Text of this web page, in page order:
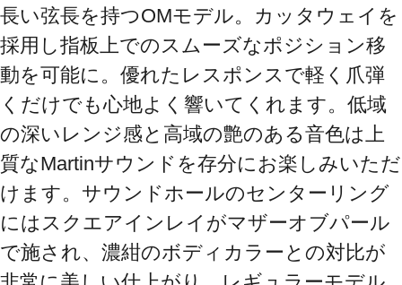
長い弦長を持つOMモデル。カッタウェイを
採用し指板上でのスムーズなポジション移
動を可能に。優れたレスポンスで軽く爪弾
くだけでも心地よく響いてくれます。低域
の深いレンジ感と高域の艶のある音色は上
質なMartinサウンドを存分にお楽しみいただ
けます。サウンドホールのセンターリング
にはスクエアインレイがマザーオブパール
で施され、濃紺のボディカラーとの対比が